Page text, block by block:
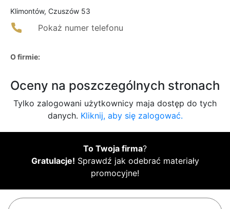
Klimontów, Czuszów 53
Pokaż numer telefonu
O firmie:
Oceny na poszczególnych stronach
Tylko zalogowani użytkownicy maja dostęp do tych
danych. Kliknij, aby się zalogować.
To Twoja firma?
Gratulacje! Sprawdź jak odebrać materiały
promocyjne!